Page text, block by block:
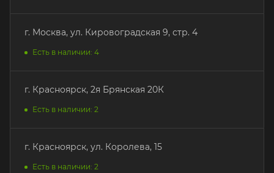
г. Москва, ул. Кировоградская 9, стр. 4
Есть в наличии: 4
г. Красноярск, 2я Брянская 20К
Есть в наличии: 2
г. Красноярск, ул. Королева, 15
Есть в наличии: 2